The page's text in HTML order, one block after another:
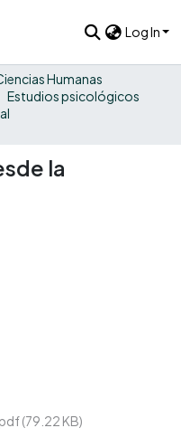
Log In
Humanas
Estudios psicológicos
la
(79.22 KB)